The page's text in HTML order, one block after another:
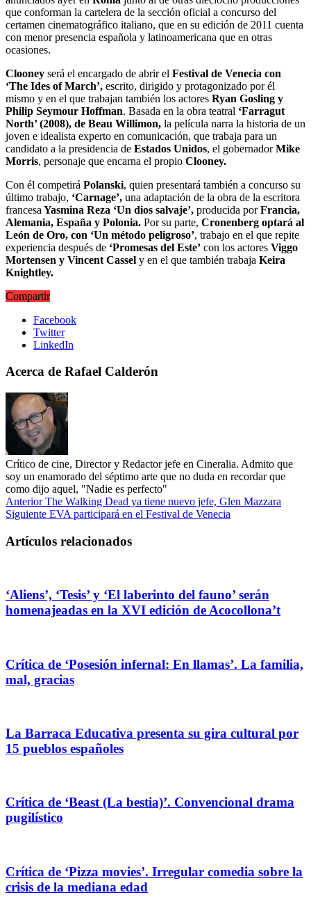
que conforman la cartelera de la sección oficial a concurso del
certamen cinematográfico italiano, que en su edición de 2011 cuenta
con menor presencia española y latinoamericana que en otras
ocasiones.
Clooney será el encargado de abrir el Festival de Venecia con
‘The Ides of March’, escrito, dirigido y protagonizado por él
mismo y en el que trabajan también los actores Ryan Gosling y
Philip Seymour Hoffman. Basada en la obra teatral ‘Farragut
North’ (2008), de Beau Willimon, la película narra la historia de un
joven e idealista experto en comunicación, que trabaja para un
candidato a la presidencia de Estados Unidos, el gobernadorMike
Morris, personaje que encarna el propio Clooney.
Con él competirá Polanski, quien presentará también a concurso su
último trabajo, ‘Carnage’, una adaptación de la obra de la escritora
francesa Yasmina Reza ‘Un dios salvaje’, producida porFrancia,
Alemania, España y Polonia. Por su parte, Cronenberg optará al
León de Oro, con ‘Un método peligroso’, trabajo en el que repite
experiencia después de ‘Promesas del Este’ con los actores Viggo
Mortensen y Vincent Cassel y en el que también trabaja Keira
Knightley.
Compartir
Facebook
Twitter
LinkedIn
Acerca de Rafael Calderón
Crítico de cine, Director y Redactor jefe en Cineralia. Admito que
soy un enamorado del séptimo arte que no duda en recordar que
como dijo aquel, "Nadie es perfecto"
AnteriorThe Walking Dead ya tiene nuevo jefe, Glen Mazzara
Siguiente EVA participará en el Festival de Venecia
Artículos relacionados
‘Aliens’, ‘Tesis’ y ‘El laberinto del fauno’ serán
homenajeadas en la XVI edición de Acocollona’t
Crítica de ‘Posesión infernal: En llamas’. La familia,
mal, gracias
La Barraca Educativa presenta su gira cultural por
15 pueblos españoles
Crítica de ‘Beast (La bestia)’. Convencional drama
pugilístico
Crítica de ‘Pizza movies’. Irregular comedia sobre la
crisis de la mediana edad